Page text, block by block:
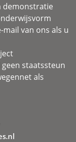
demonstratie
mail van ons als u
geen staatssteun
als